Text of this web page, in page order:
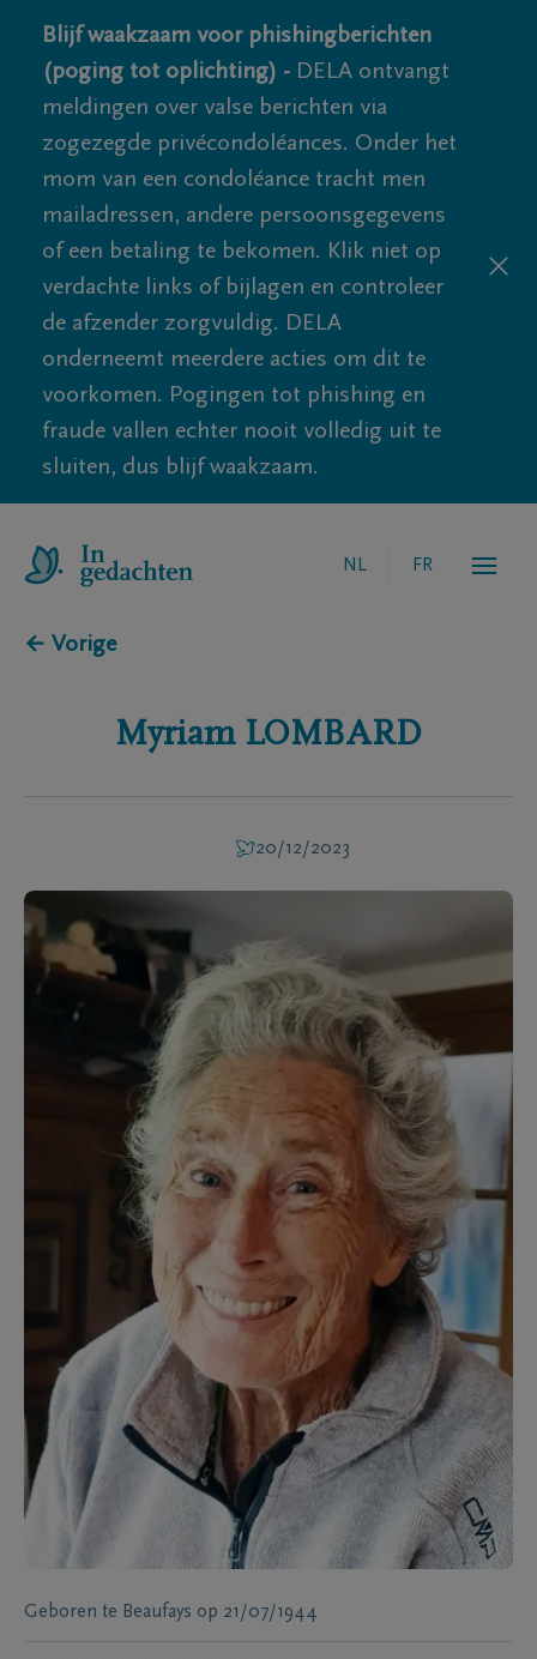
Blijf waakzaam voor phishingberichten
(poging tot oplichting) - DELA ontvangt
meldingen over valse berichten via
zogezegde privécondoléances. Onder het
mom van een condoléance tracht men
mailadressen, andere persoonsgegevens
of een betaling te bekomen. Klik niet op
verdachte links of bijlagen en controleer
de afzender zorgvuldig. DELA
onderneemt meerdere acties om dit te
voorkomen. Pogingen tot phishing en
fraude vallen echter nooit volledig uit te
sluiten, dus blijf waakzaam.
NL FR
← Vorige
Myriam LOMBARD
20/12/2023
Geboren te Beaufays op 21/07/1944